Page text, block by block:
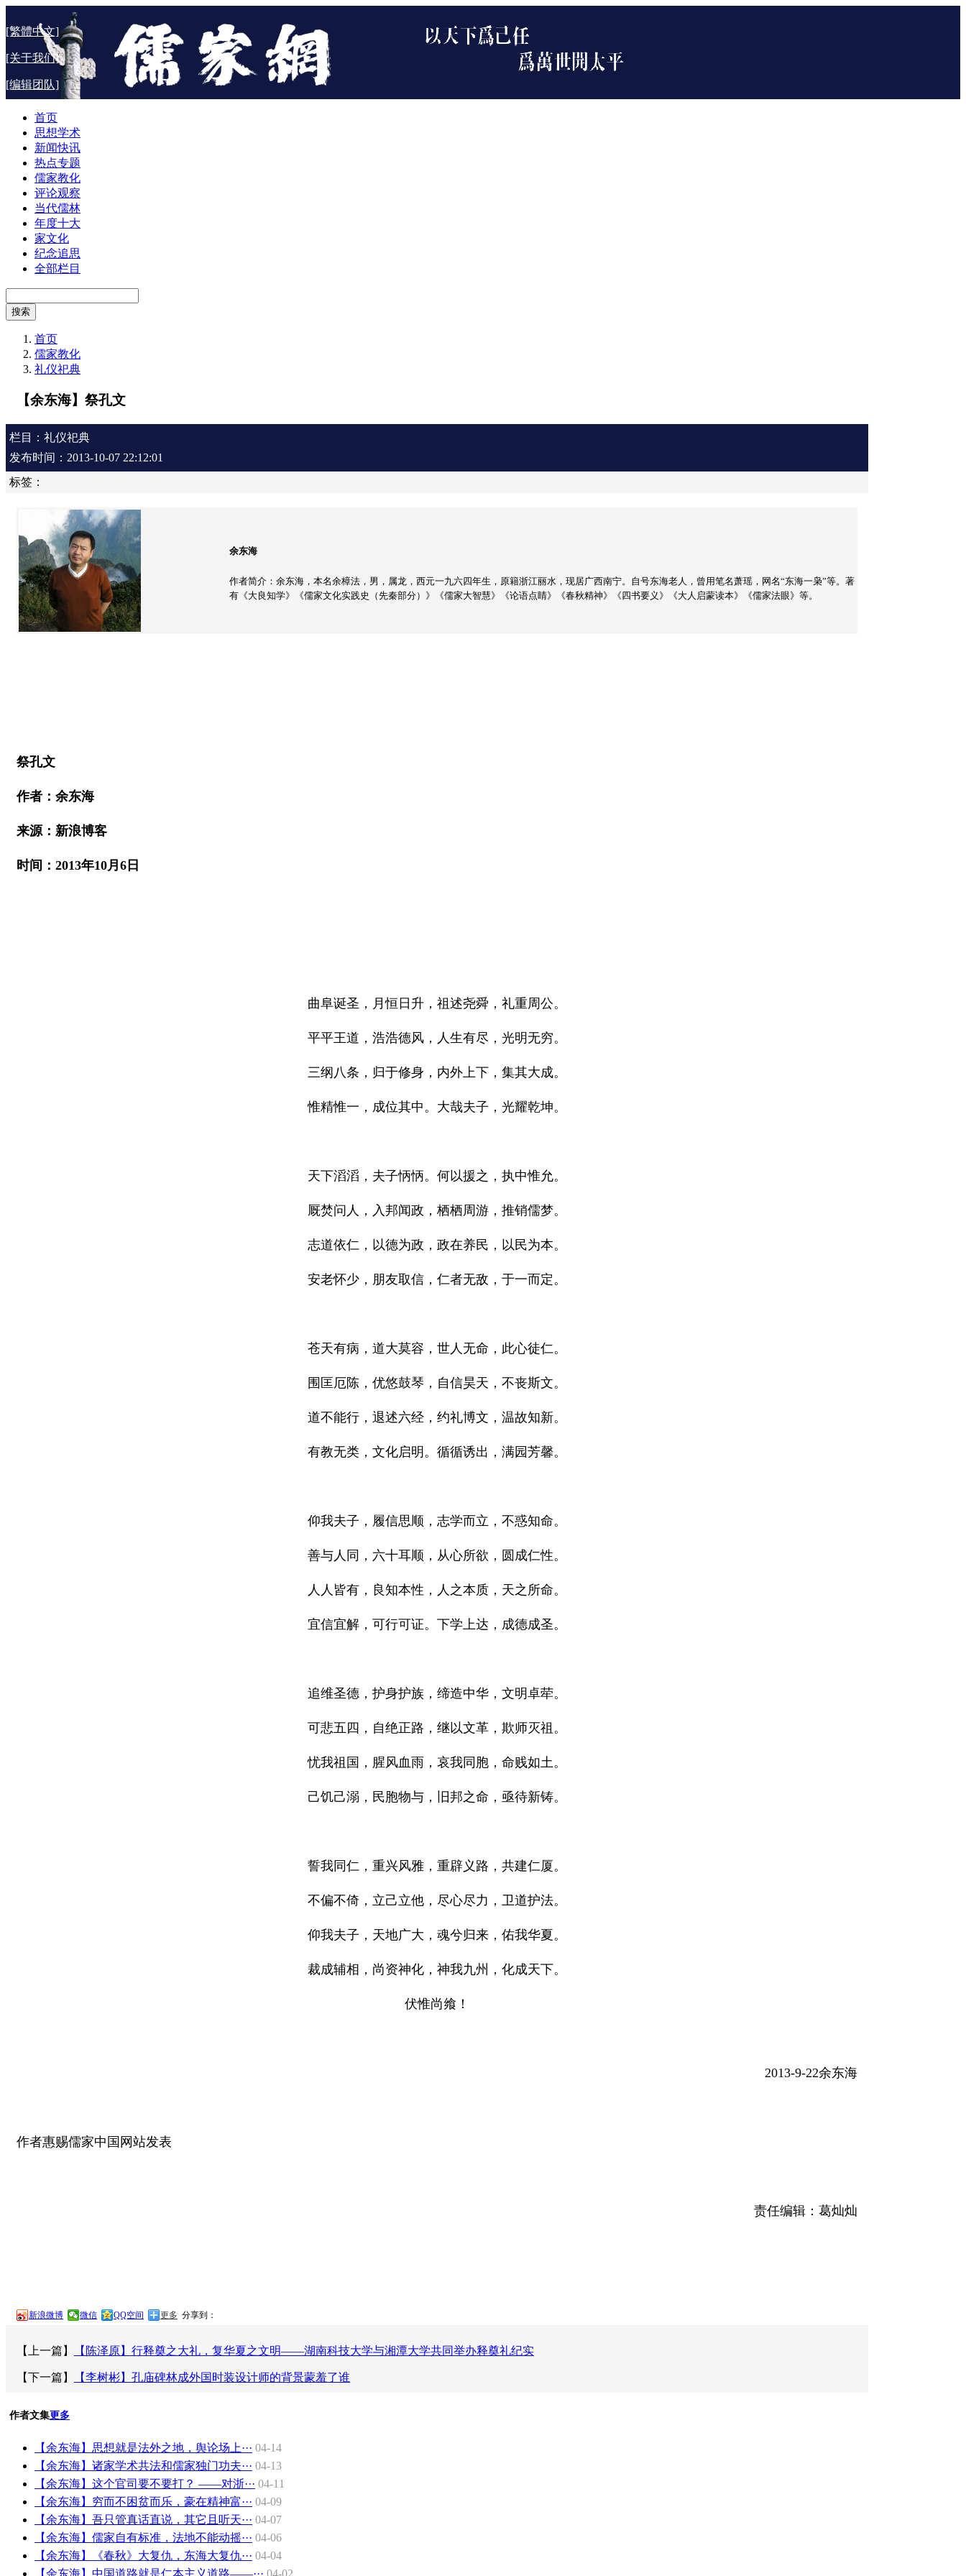
[繁體中文]
[关于我们]
[编辑团队]
首页
思想学术
新闻快讯
热点专题
儒家教化
评论观察
当代儒林
年度十大
家文化
纪念追思
全部栏目
搜索
首页
儒家教化
礼仪祀典
【余东海】祭孔文
栏目：礼仪祀典
发布时间：2013-10-07 22:12:01
标签：
余东海
作者简介：余东海，本名余樟法，男，属龙，西元一九六四年生，原籍浙江丽水，现居广西南宁。自号东海老人，曾用笔名萧瑶，网名“东海一枭”等。著
有《大良知学》《儒家文化实践史（先秦部分）》《儒家大智慧》《论语点睛》《春秋精神》《四书要义》《大人启蒙读本》《儒家法眼》等。
祭孔文
作者：余东海
来源：新浪博客
时间：2013年10月6日
曲阜诞圣，月恒日升，祖述尧舜，礼重周公。
平平王道，浩浩德风，人生有尽，光明无穷。
三纲八条，归于修身，内外上下，集其大成。
惟精惟一，成位其中。大哉夫子，光耀乾坤。
天下滔滔，夫子怲怲。何以援之，执中惟允。
厩焚问人，入邦闻政，栖栖周游，推销儒梦。
志道依仁，以德为政，政在养民，以民为本。
安老怀少，朋友取信，仁者无敌，于一而定。
苍天有病，道大莫容，世人无命，此心徒仁。
围匡厄陈，优悠鼓琴，自信昊天，不丧斯文。
道不能行，退述六经，约礼博文，温故知新。
有教无类，文化启明。循循诱出，满园芳馨。
仰我夫子，履信思顺，志学而立，不惑知命。
善与人同，六十耳顺，从心所欲，圆成仁性。
人人皆有，良知本性，人之本质，天之所命。
宜信宜解，可行可证。下学上达，成德成圣。
追维圣德，护身护族，缔造中华，文明卓荦。
可悲五四，自绝正路，继以文革，欺师灭祖。
忧我祖国，腥风血雨，哀我同胞，命贱如土。
己饥己溺，民胞物与，旧邦之命，亟待新铸。
誓我同仁，重兴风雅，重辟义路，共建仁厦。
不偏不倚，立己立他，尽心尽力，卫道护法。
仰我夫子，天地广大，魂兮归来，佑我华夏。
裁成辅相，尚资神化，神我九州，化成天下。
伏惟尚飨！
2013-9-22余东海
作者惠赐儒家中国网站发表
责任编辑：葛灿灿
分享到：
新浪微博 微信 QQ空间 更多
【上一篇】 【陈泽原】行释奠之大礼，复华夏之文明——湖南科技大学与湘潭大学共同举办释奠礼纪实
【下一篇】 【李树彬】孔庙碑林成外国时装设计师的背景蒙羞了谁
作者文集更多
【余东海】思想就是法外之地，舆论场上··· 04-14
【余东海】诸家学术共法和儒家独门功夫··· 04-13
【余东海】这个官司要不要打？ ——对浙··· 04-11
【余东海】穷而不困贫而乐，豪在精神富··· 04-09
【余东海】吾只管真话直说，其它且听天··· 04-07
【余东海】儒家自有标准，法地不能动摇··· 04-06
【余东海】《春秋》大复仇，东海大复仇··· 04-04